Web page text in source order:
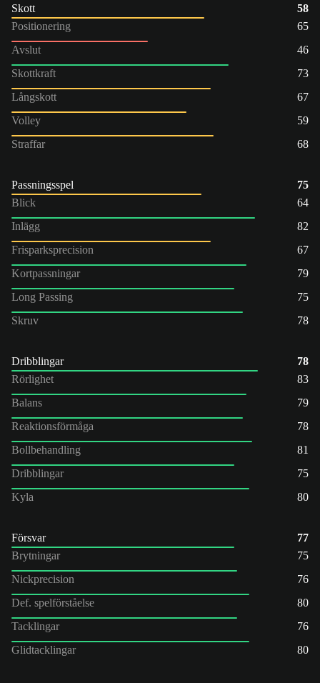
Skott
58
Positionering
65
Avslut
46
Skottkraft
73
Långskott
67
Volley
59
Straffar
68
Passningsspel
75
Blick
64
Inlägg
82
Frisparksprecision
67
Kortpassningar
79
Long Passing
75
Skruv
78
Dribblingar
78
Rörlighet
83
Balans
79
Reaktionsförmåga
78
Bollbehandling
81
Dribblingar
75
Kyla
80
Försvar
77
Brytningar
75
Nickprecision
76
Def. spelförståelse
80
Tacklingar
76
Glidtacklingar
80